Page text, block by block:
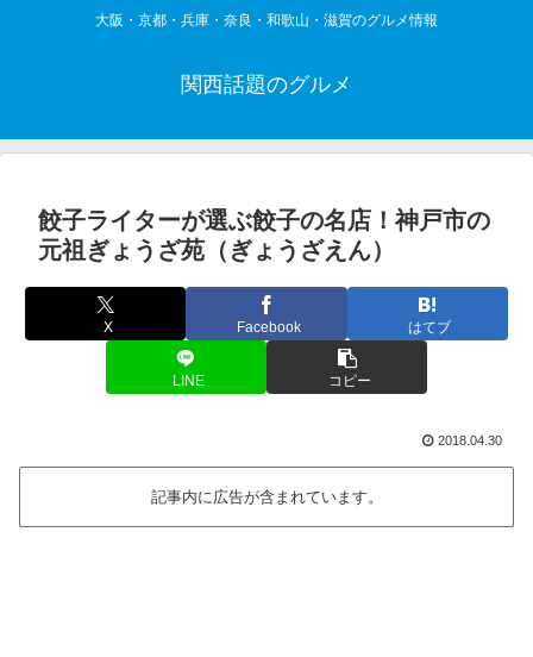
大阪・京都・兵庫・奈良・和歌山・滋賀のグルメ情報
関西話題のグルメ
餃子ライターが選ぶ餃子の名店！神戸市の
元祖ぎょうざ苑（ぎょうざえん）
X Facebook はてブ
LINE コピー
2018.04.30
記事内に広告が含まれています。